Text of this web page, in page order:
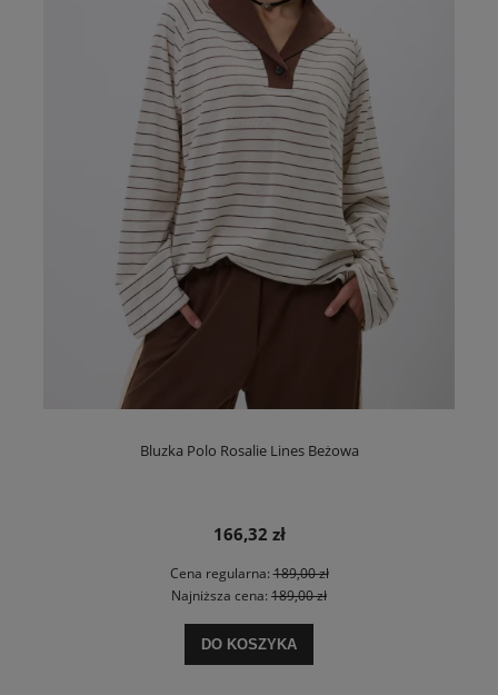
Bluzka Polo Rosalie Lines Beżowa
166,32 zł
Cena regularna:189,00 zł
Najniższa cena: 189,00 zł
DO KOSZYKA